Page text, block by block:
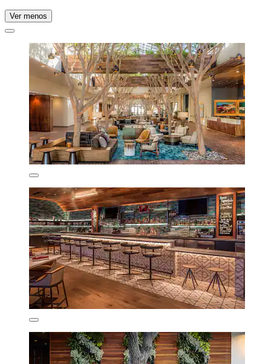
Ver menos